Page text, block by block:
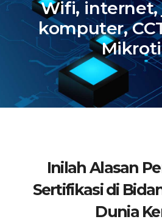
Wifi, internet,
komputer,
Inilah Alasan
Sertifikasi di
Dunia